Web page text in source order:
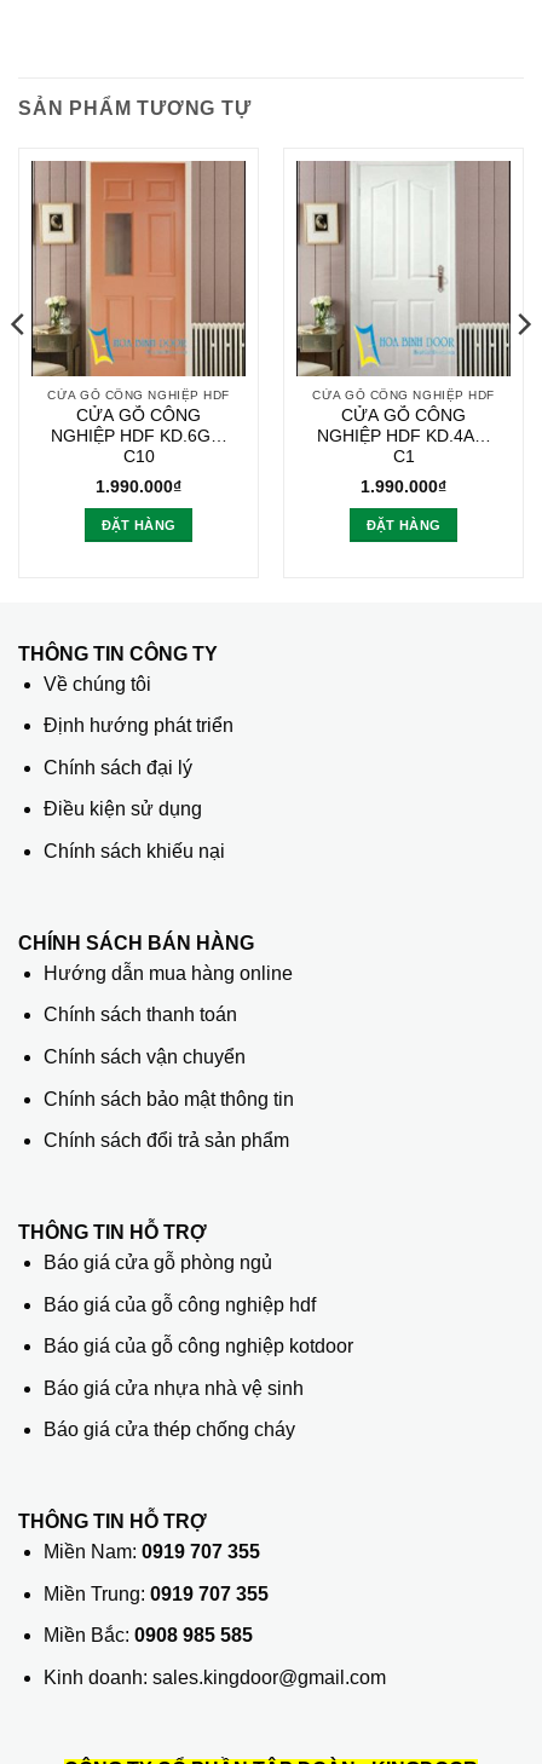
SẢN PHẨM TƯƠNG TỰ
CỬA GỖ CÔNG NGHIỆP HDF
CỬA GỖ CÔNG
NGHIỆP HDF KD.6G1-
C10
1.990.000₫
ĐẶT HÀNG
CỬA GỖ CÔNG NGHIỆP HDF
CỬA GỖ CÔNG
NGHIỆP HDF KD.4A1-
C1
1.990.000₫
ĐẶT HÀNG
THÔNG TIN CÔNG TY
Về chúng tôi
Định hướng phát triển
Chính sách đại lý
Điều kiện sử dụng
Chính sách khiếu nại
CHÍNH SÁCH BÁN HÀNG
Hướng dẫn mua hàng online
Chính sách thanh toán
Chính sách vận chuyển
Chính sách bảo mật thông tin
Chính sách đổi trả sản phẩm
THÔNG TIN HỖ TRỢ
Báo giá cửa gỗ phòng ngủ
Báo giá của gỗ công nghiệp hdf
Báo giá của gỗ công nghiệp kotdoor
Báo giá cửa nhựa nhà vệ sinh
Báo giá cửa thép chống cháy
THÔNG TIN HỖ TRỢ
Miền Nam: 0919 707 355
Miền Trung: 0919 707 355
Miền Bắc: 0908 985 585
Kinh doanh: sales.kingdoor@gmail.com